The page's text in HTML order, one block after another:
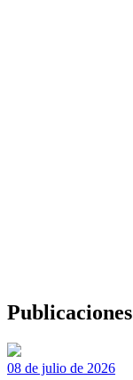
Publicaciones
08 de julio de 2026